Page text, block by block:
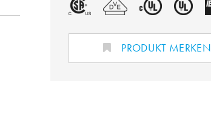
PRODUKT MERKEN